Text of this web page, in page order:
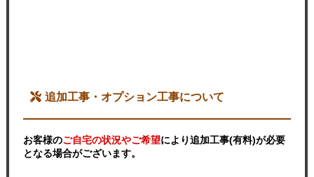
追加工事・オプション工事について
お客様のご自宅の状況やご希望により追加工事(有料)が必要
となる場合がございます。